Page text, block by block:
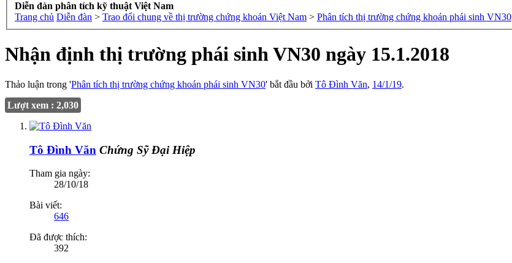
Diễn đàn phân tích kỹ thuật Việt Nam
Trang chủ Diễn đàn > Trao đổi chung về thị trường chứng khoán Việt Nam > Phân tích thị trường chứng khoán phái sinh VN30
Nhận định thị trường phái sinh VN30 ngày 15.1.2018
Thảo luận trong 'Phân tích thị trường chứng khoán phái sinh VN30' bắt đầu bởi Tô Đình Văn, 14/1/19.
Lượt xem : 2,030
Tô Đình Văn Chứng Sỹ Đại Hiệp
Tham gia ngày:
28/10/18
Bài viết:
646
Đã được thích:
392